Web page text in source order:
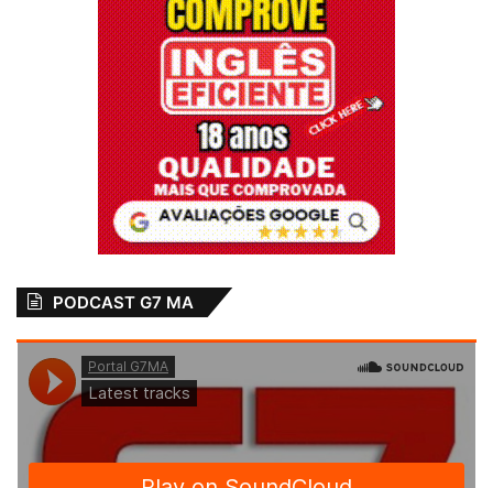
PODCAST G7 MA